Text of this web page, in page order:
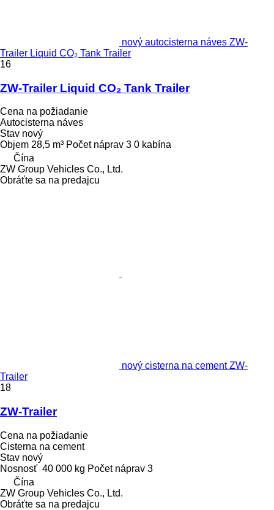
nový autocisterna náves ZW-
Trailer Liquid CO₂ Tank Trailer
16
ZW-Trailer Liquid CO₂ Tank Trailer
Cena na požiadanie
Autocisterna náves
Stav nový
Objem 28,5 m³ Počet náprav 3 0 kabína
Čína
ZW Group Vehicles Co., Ltd.
Obráťte sa na predajcu
nový cisterna na cement ZW-
Trailer
18
ZW-Trailer
Cena na požiadanie
Cisterna na cement
Stav nový
Nosnosť 40 000 kg Počet náprav 3
Čína
ZW Group Vehicles Co., Ltd.
Obráťte sa na predajcu